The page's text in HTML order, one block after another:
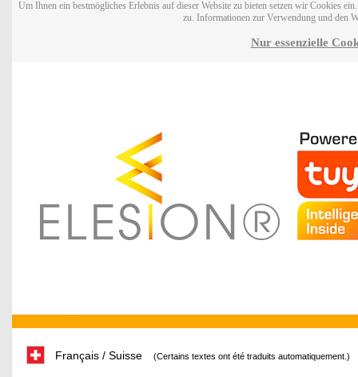
Um Ihnen ein bestmögliches Erlebnis auf dieser Website zu bieten setzen wir Cookies
zu. Informationen zur Verwendung und den
Nur essenzielle
Français / Suisse (Certains textes ont été traduits automatiquement.)